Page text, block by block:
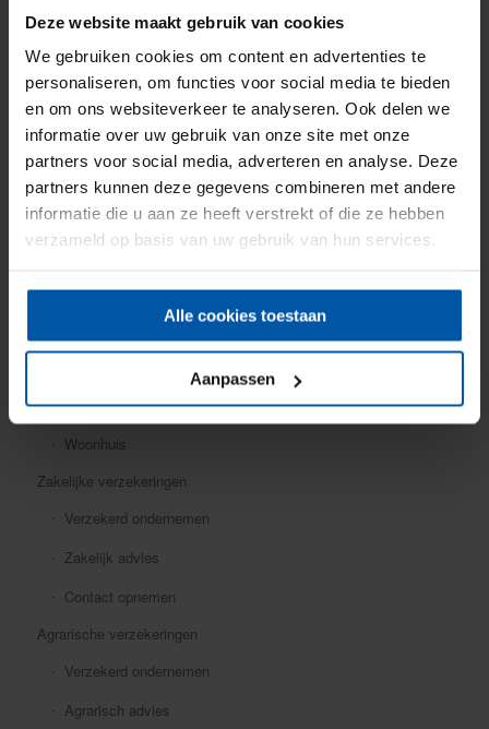
Deze website maakt gebruik van cookies
We gebruiken cookies om content en advertenties te
personaliseren, om functies voor social media te bieden
en om ons websiteverkeer te analyseren. Ook delen we
informatie over uw gebruik van onze site met onze
partners voor social media, adverteren en analyse. Deze
partners kunnen deze gegevens combineren met andere
informatie die u aan ze heeft verstrekt of die ze hebben
verzameld op basis van uw gebruik van hun services.
Alle cookies toestaan
Aanpassen
Bromfiets
Caravan
Doorlopende reis
Fiets
Inboedel
Kostbaarheden
Mobiele dekking
Oldtimer
Verkeersschadeverzekering
Woonhuis
Zakelijke verzekeringen
Verzekerd ondernemen
Zakelijk advies
Contact opnemen
Agrarische verzekeringen
Verzekerd ondernemen
Agrarisch advies